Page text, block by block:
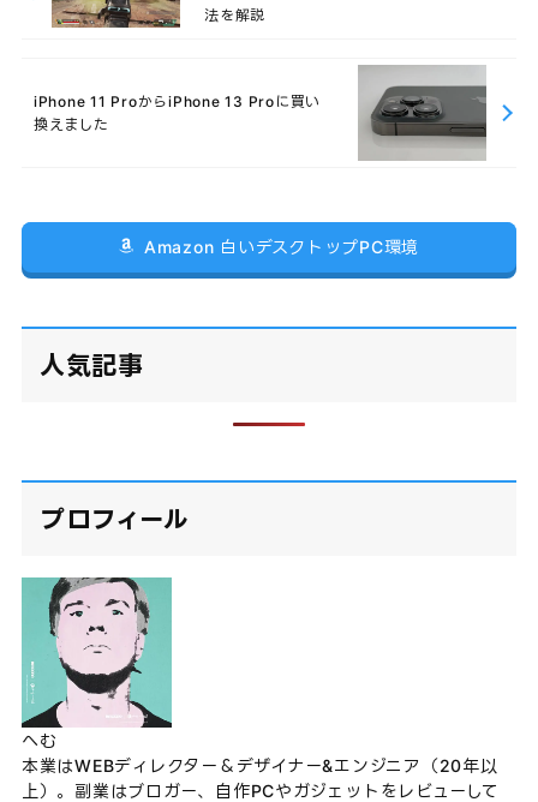
法を解説
iPhone 11 ProからiPhone 13 Proに買い
換えました
Amazon 白いデスクトップPC環境
人気記事
プロフィール
へむ
本業はWEBディレクター＆デザイナー&エンジニア（20年以
上）。副業はブロガー、自作PCやガジェットをレビューして